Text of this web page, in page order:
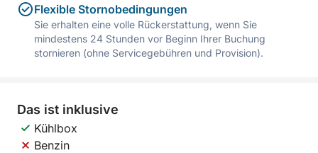
Flexible Stornobedingungen
Sie erhalten eine volle Rückerstattung, wenn Sie
mindestens 24 Stunden vor Beginn Ihrer Buchung
stornieren (ohne Servicegebühren und Provision).
Das ist inklusive
Kühlbox
Benzin